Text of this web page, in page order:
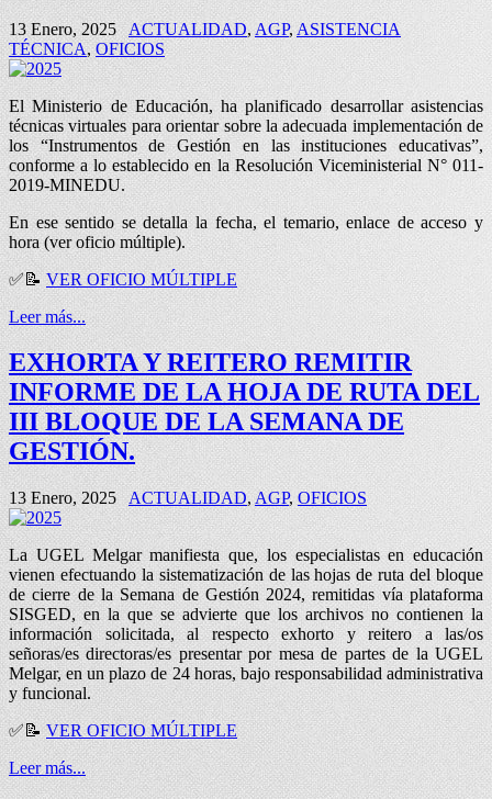
13 Enero, 2025 ACTUALIDAD, AGP, ASISTENCIA
TÉCNICA,OFICIOS
El Ministerio de Educación, ha planificado desarrollar asistencias
técnicas virtuales para orientar sobre la adecuada implementación de
los “Instrumentos de Gestión en las instituciones educativas”,
conforme a lo establecido en la Resolución Viceministerial N° 011-
2019-MINEDU.
En ese sentido se detalla la fecha, el temario, enlace de acceso y
hora (ver oficio múltiple).
✅📝 VER OFICIO MÚLTIPLE
Leer más...
EXHORTA Y REITERO REMITIR
INFORME DE LA HOJA DE RUTA DEL
III BLOQUE DE LA SEMANA DE
GESTIÓN.
13 Enero, 2025 ACTUALIDAD, AGP, OFICIOS
La UGEL Melgar manifiesta que, los especialistas en educación
vienen efectuando la sistematización de las hojas de ruta del bloque
de cierre de la Semana de Gestión 2024, remitidas vía plataforma
SISGED, en la que se advierte que los archivos no contienen la
información solicitada, al respecto exhorto y reitero a las/os
señoras/es directoras/es presentar por mesa de partes de la UGEL
Melgar, en un plazo de 24 horas, bajo responsabilidad administrativa
y funcional.
✅📝VER OFICIO MÚLTIPLE
Leer más...